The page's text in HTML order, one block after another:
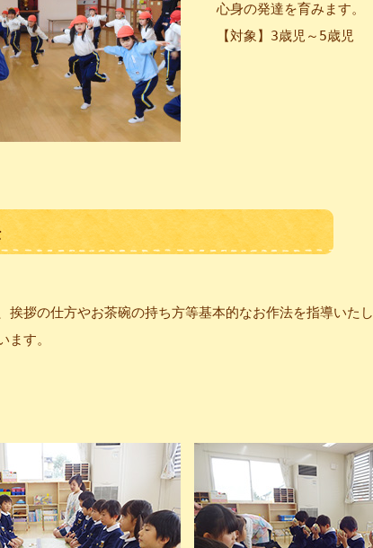
心身の発達を育みます。
【対象】3歳児～5歳児
挨拶の仕方やお茶碗の持ち方等基本的なお作法を指導いた
ます。